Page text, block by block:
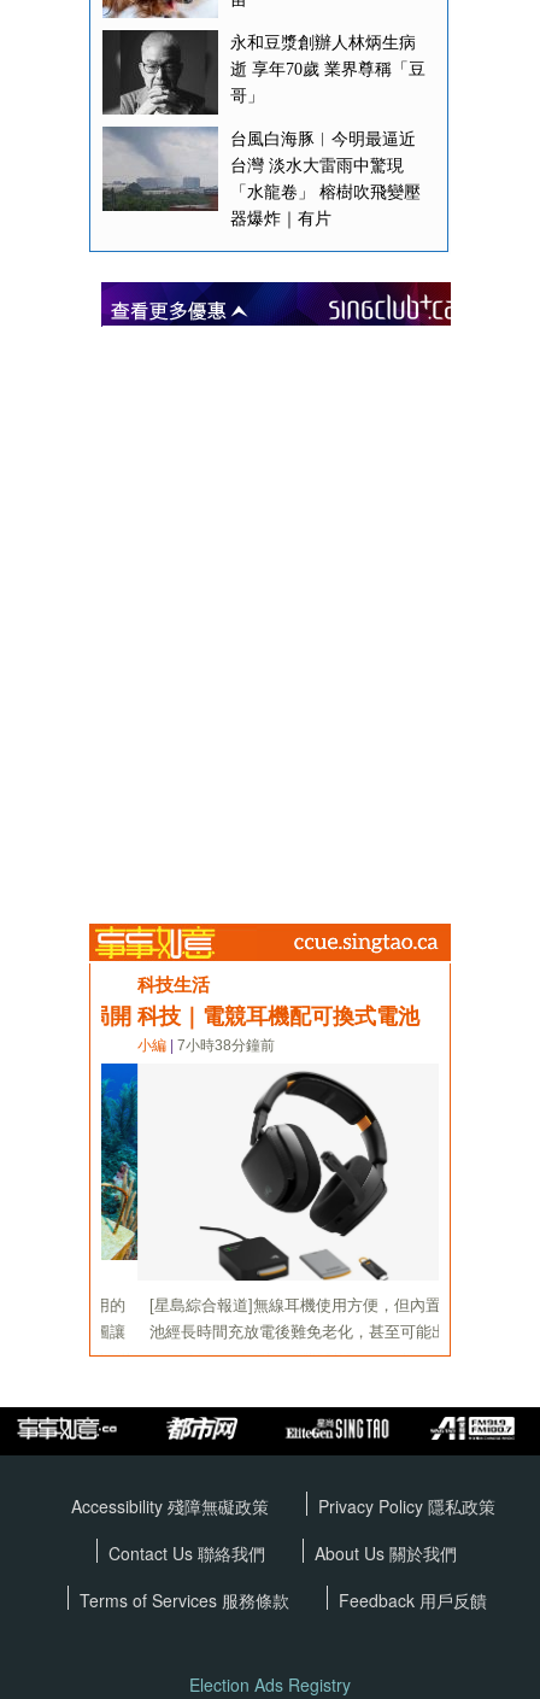
Accessibility 殘障無礙政策 Privacy Policy 隱私政策
Contact Us 聯絡我們
About Us 關於我們
Terms of Services 服務條款 Feedback 用戶反饋
Election Ads Registry